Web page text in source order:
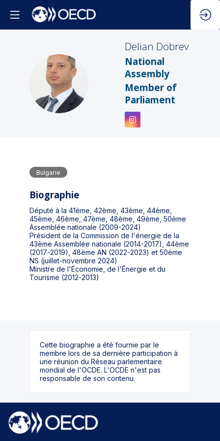
DD
Delian Dobrev
National
Assembly
Member of
Parliament
Bulgarie
Biographie
Député à la 41ème, 42ème, 43ème, 44ème,
45ème, 46ème, 47ème, 48ème, 49ème, 50ème
Assemblée nationale (2009-2024)
Président de la Commission de l'énergie de la
43ème Assemblée nationale (2014-2017), 44ème
(2017-2019), 48ème AN (2022-2023) et 50ème
NS (juillet-novembre 2024)
Ministre de l'Économie, de l'Énergie et du
Cette biographie a été fournie par le
membre lors de sa dernière participation à
une réunion du Réseau parlementaire
mondial de l'OCDE. L'OCDE n'est pas
responsable de son contenu.